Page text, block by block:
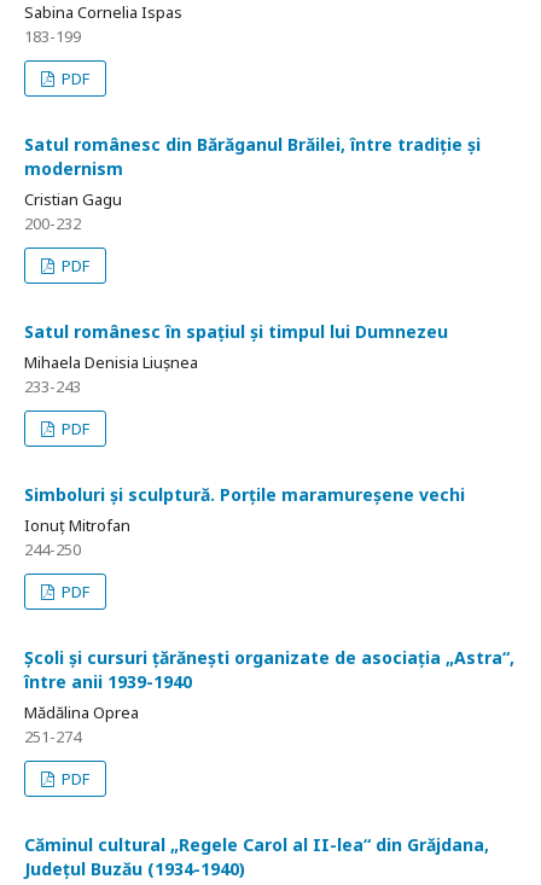
Sabina Cornelia Ispas
183-199
PDF
Satul românesc din Bărăganul Brăilei, între tradiție și
modernism
Cristian Gagu
200-232
PDF
Satul românesc în spațiul și timpul lui Dumnezeu
Mihaela Denisia Liușnea
233-243
PDF
Simboluri și sculptură. Porțile maramureșene vechi
Ionuț Mitrofan
244-250
PDF
Școli și cursuri țărănești organizate de asociația „Astra“,
între anii 1939-1940
Mădălina Oprea
251-274
PDF
Căminul cultural „Regele Carol al II-lea“ din Grăjdana,
Județul Buzău (1934-1940)